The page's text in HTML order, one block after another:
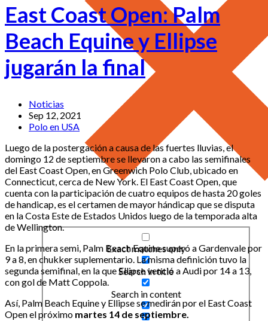
Exact matches only
Search in title
Search in content
East Coast Open: Palm
Beach Equine y Ellipse
jugarán la final
Noticias
Sep 12, 2021
Polo en USA
Luego de la postergación a causa de las fuertes lluvias, el
domingo 12 de septiembre se llevaron a cabo las semifinales
del East Coast Open, en Greenwich Polo Club, ubicado en
Connecticut, cerca de New York. El East Coast Open, que
cuenta con la participación de cuatro equipos de hasta 20 goles
de handicap, es el certamen de mayor hándicap que se disputa
en la Costa Este de Estados Unidos luego de la temporada alta
de Wellington.
En la primera semi, Palm Beach Equine superó a Gardenvale por
9 a 8, en chukker suplementario. La misma definición tuvo la
segunda semifinal, en la que Ellipse venció a Audi por 14 a 13,
con gol de Matt Coppola.
Así, Palm Beach Equine y Ellipse se medirán por el East Coast
Open el próximo martes 14 de septiembre.